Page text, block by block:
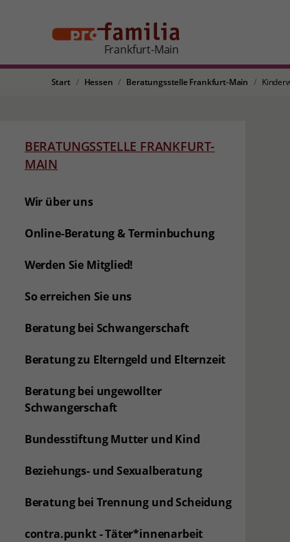
Frankfurt-Main
Start Hessen Beratungsstelle Frankfurt-Main
BERATUNGSSTELLE FRANKFURT-
MAIN
Wir über uns
Online-Beratung & Terminbuchung
Werden Sie Mitglied!
So erreichen Sie uns
Beratung bei Schwangerschaft
Beratung zu Elterngeld und Elternzeit
Beratung bei ungewollter
Schwangerschaft
Bundesstiftung Mutter und Kind
Beziehungs- und Sexualberatung
Beratung bei Trennung und Scheidung
contra.punkt - Täter*innenarbeit